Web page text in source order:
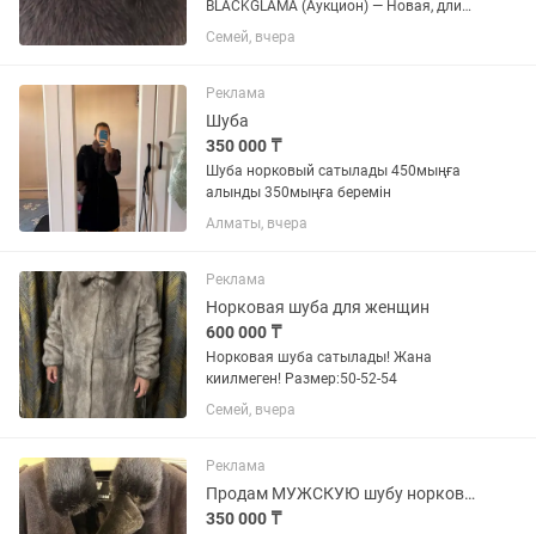
BLACKGLAMA (Аукцион) — Новая, длина
140 см, разм. 50-52 Продаётся
эксклюзивная норковая шуба из
BLACKGLAMA (Блэкглама). Совершенно
новая. Ни разу...
Семей, вчера
Реклама
Шуба
350 000 ₸
Шуба норковый сатылады 450мыңға
алынды 350мыңға беремін
Алматы, вчера
Реклама
Норковая шуба для женщин
600 000 ₸
Норковая шуба сатылады! Жана
киилмеген! Размер:50-52-54
Семей, вчера
Реклама
Продам МУЖСКУЮ шубу норковую
350 000 ₸